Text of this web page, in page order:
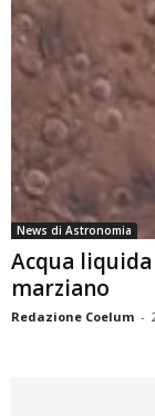
News di Astronomia
Acqua
marziano
Redazione Coelum -